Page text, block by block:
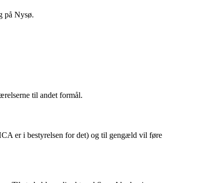
på Nysø.
til andet formål.
er i bestyrelsen for det) og til gengæld vil føre